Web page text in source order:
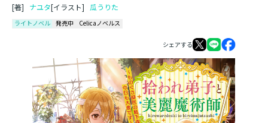
[著] ナユタ[イラスト] 瓜うりた
ライトノベル 発売中 Celicaノベルス
シェアする